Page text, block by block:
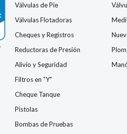
Válvulas de Pie
Válvulas Flotadoras
Cheques y Registros
Reductoras de Presión
Alivio y Seguridad
Filtros en "Y"
Cheque Tanque
Pistolas
Bombas de Pruebas